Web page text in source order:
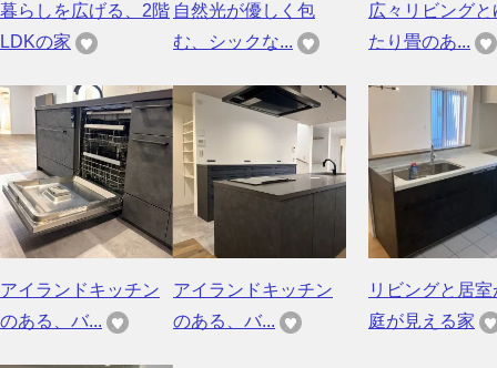
暮らしを広げる、2階
LDKの家
自然光が優しく包
む、シックな...
広々リビングと
たり畳のあ...
アイランドキッチン
のある、バ...
アイランドキッチン
のある、バ...
リビングと居室
庭が見える家